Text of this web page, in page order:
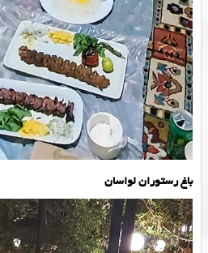
باغ رستوران لواسان